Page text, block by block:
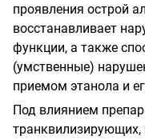
проявления острой
восстанавливает
функции, а также
(умственные)
приемом этанола и
Под влиянием
транквилизирующих,